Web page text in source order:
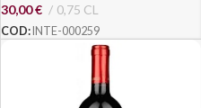
30,00€ 0,75 CL
COD: INTE-000259